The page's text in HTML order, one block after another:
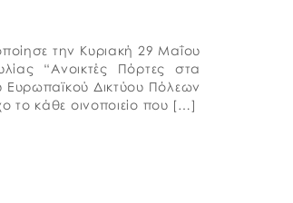
την Κυριακή 29 Μαΐου
“Ανοικτές Πόρτες στα
Ευρωπαϊκού Δικτύου Πόλεων
το κάθε οινοποιείο που […]